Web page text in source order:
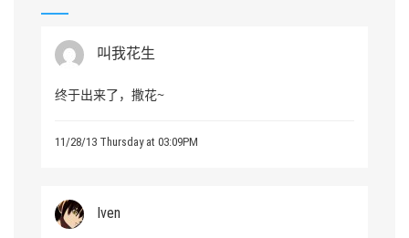
叫我花生
终于出来了，撒花~
11/28/13 Thursday at 03:09PM
Iven